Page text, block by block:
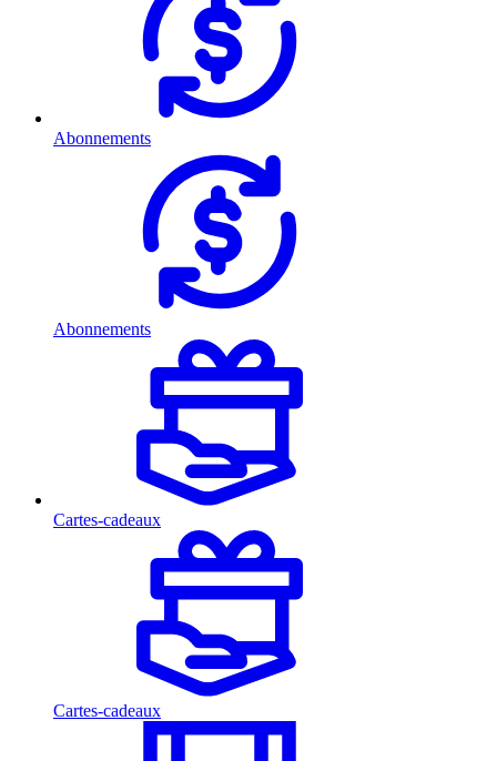
Abonnements
Abonnements
Cartes-cadeaux
Cartes-cadeaux